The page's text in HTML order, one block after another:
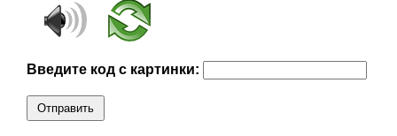
Введите код с картинки:
Отправить